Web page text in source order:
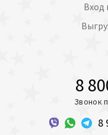
Вход
8
Звонок
8